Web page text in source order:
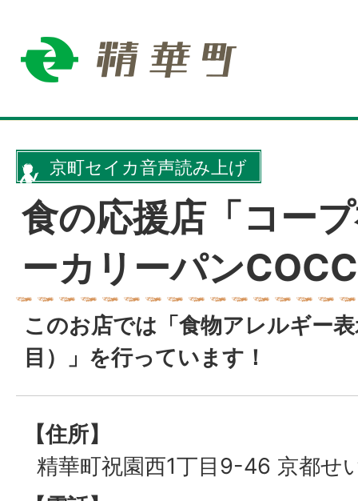
京町セイカ音声読み上げ
食の応援店「コー
ーカリーパン
このお店では「食物アレルギー
目）」を行っています！
【住所】
精華町祝園西1丁目9-46 京都せ